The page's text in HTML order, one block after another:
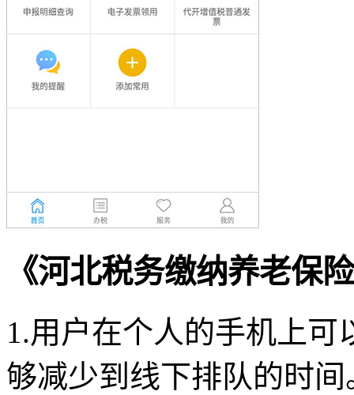
《河北税务缴纳养老保
1.用户在个人的手机上
够减少到线下排队的时间